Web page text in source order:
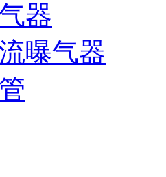
器
曝气器